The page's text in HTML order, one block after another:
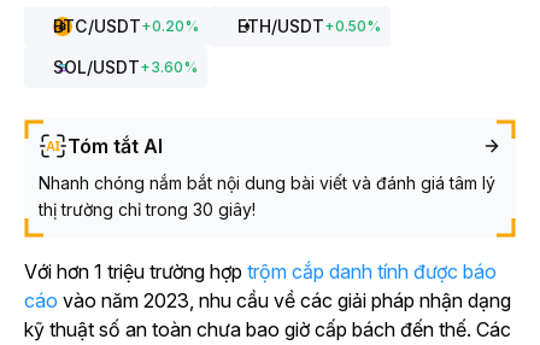
BTC/USDT+0.20% ETH/USDT+0.50%
SOL/USDT+3.60%
Tóm tắt AI
Nhanh chóng nắm bắt nội dung bài viết và đánh giá tâm lý
thị trường chỉ trong 30 giây!
Với hơn 1 triệu trường hợp trộm cắp danh tính được báo
cáo vào năm 2023, nhu cầu về các giải pháp nhận dạng
kỹ thuật số an toàn chưa bao giờ cấp bách đến thế. Các